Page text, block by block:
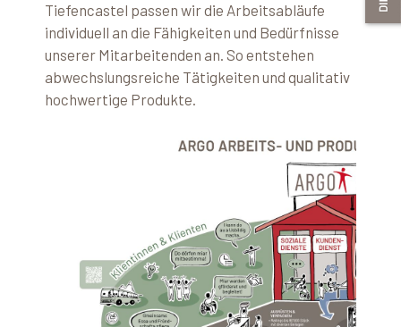
Tiefencastel passen wir die Arbeitsabläufe
individuell an die Fähigkeiten und Bedürfnisse
unserer Mitarbeitenden an. So entstehen
abwechslungsreiche Tätigkeiten und qualitativ
hochwertige Produkte.